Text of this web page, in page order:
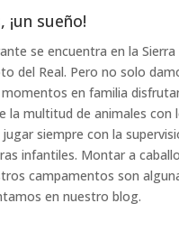
¡un sueño!
se encuentra en la
del Real. Pero no solo
en familia
la multitud de animales con
siempre con la
infantiles. Montar a
campamentos son
en nuestro blog.